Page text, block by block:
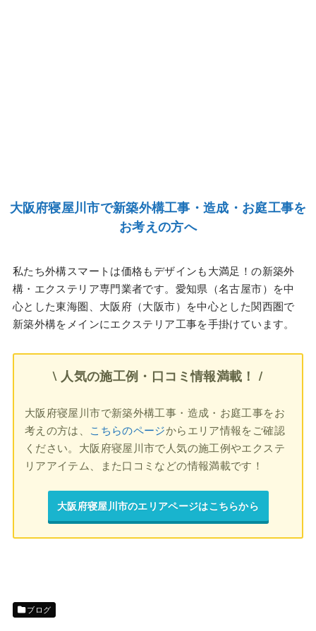
大阪府寝屋川市で新築外構工事・造成・お庭工事を
お考えの方へ
私たち外構スマートは価格もデザインも大満足！の新築外
構・エクステリア専門業者です。愛知県（名古屋市）を中
心とした東海圏、大阪府（大阪市）を中心とした関西圏で
新築外構をメインにエクステリア工事を手掛けています。
\ 人気の施工例・口コミ情報満載！ /
大阪府寝屋川市で新築外構工事・造成・お庭工事をお
考えの方は、 こちらのページからエリア情報をご確認
ください。大阪府寝屋川市で人気の施工例やエクステ
リアアイテム、また口コミなどの情報満載です！
大阪府寝屋川市のエリアページはこちらから
ブログ